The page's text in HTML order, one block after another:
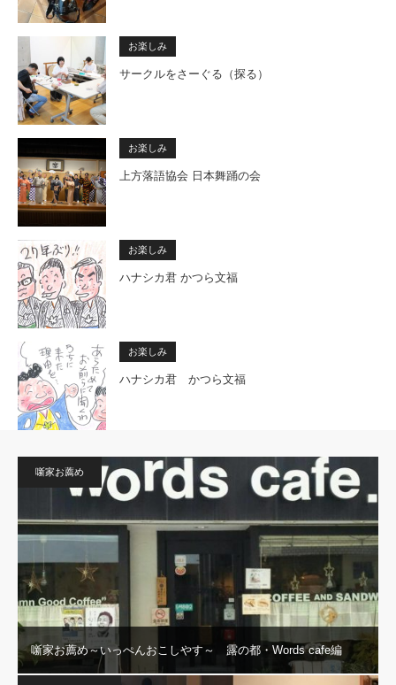
お楽しみ
サークルをさーぐる（探る）
お楽しみ
上方落語協会 日本舞踊の会
お楽しみ
ハナシカ君 かつら文福
お楽しみ
ハナシカ君 かつら文福
噺家お薦め
噺家お薦め～いっぺんおこしやす～ 露の都・Words cafe編